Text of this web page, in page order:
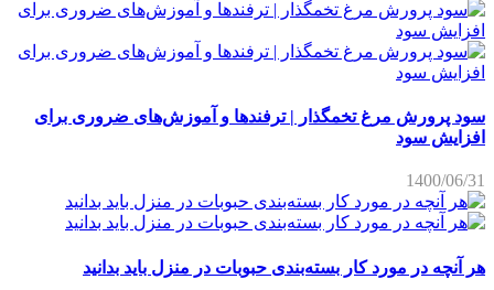
سود پرورش مرغ تخمگذار | ترفندها و آموزش‌های ضروری برای
افزایش سود
1400/06/31
هر آنچه در مورد کار بسته‌بندی حبوبات در منزل باید بدانید